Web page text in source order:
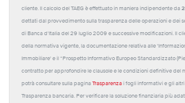
cliente. Il calcolo del TAEG è effettuato in maniera indipendente da
dettati dal provvedimento sulla trasparenza delle operazioni e dei
di Banca d'Italia del 29 luglio 2009 e successive modificazioni. Il
della normativa vigente, la documentazione relativa alle
Immobiliare' e il “Prospetto Informativo Europeo Standardizzato
contratto per approfondire le clausole e le condizioni definitive del
potrà consultare sulla pagina Trasparenza i fogli informativi e gli
Trasparenza bancaria. Per verificare la soluzione finanziaria più